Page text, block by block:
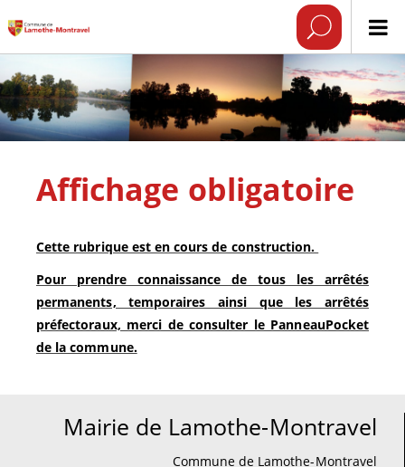
Affichage obligatoire
Cette rubrique est en cours de construction.
Pour prendre connaissance de tous les arrêtés
permanents, temporaires ainsi que les arrêtés
préfectoraux, merci de consulter le PanneauPocket
de la commune.
Mairie de Lamothe-Montravel
Commune de Lamothe-Montravel